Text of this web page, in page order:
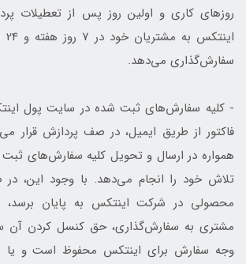
روزهای کاری و اولین روز پس از تعطیلات
سفارش‌‏گذاری می‌‏دهد.
- کلیه سفارش‌‏های ثبت شده در سایت پول
فاکتور از طریق ایمیل، در صف پردازش قرار
همواره در ارسال و تحویل کلیه سفارش‌‏های
تلاش خود را انجام می‌دهد. با وجود این،
محصولی در شرکت اینتکس به پایان
مشتری به سفارش‌‏گذاری، حق کنسل کردن آن
وجه سفارش برای اینتکس محفوظ است و یا